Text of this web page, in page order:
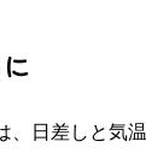
、日差しと気